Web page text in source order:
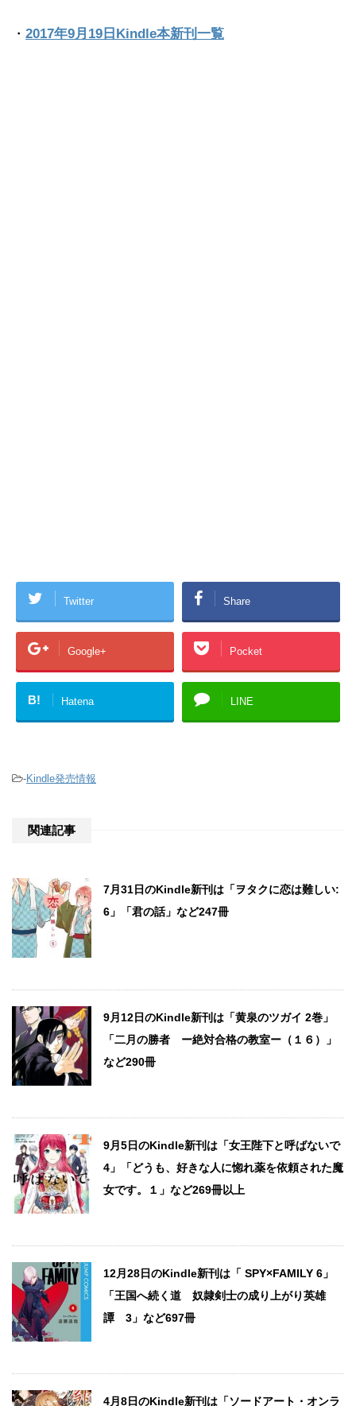
・ 2017年9月19日Kindle本新刊一覧
Twitter Share
Google+ Pocket
B! Hatena LINE
-Kindle発売情報
関連記事
7月31日のKindle新刊は「ヲタクに恋は難しい:
6」「君の話」など247冊
9月12日のKindle新刊は「黄泉のツガイ 2巻」
「二月の勝者 ー絶対合格の教室ー（１６）」
など290冊
9月5日のKindle新刊は「女王陛下と呼ばないで
4」「どうも、好きな人に惚れ薬を依頼された魔
女です。１」など269冊以上
12月28日のKindle新刊は「 SPY×FAMILY 6」
「王国へ続く道 奴隷剣士の成り上がり英雄
譚 3」など697冊
4月8日のKindle新刊は「ソードアート・オンラ